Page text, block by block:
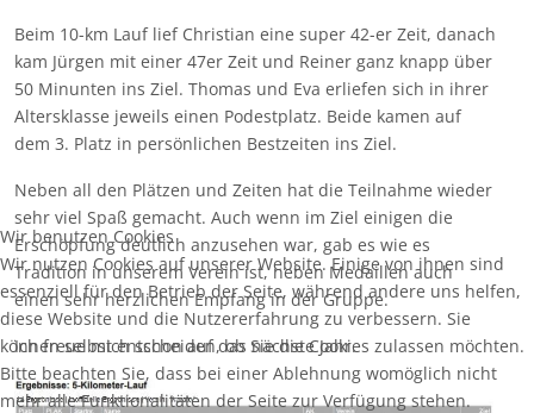
Beim 10-km Lauf lief Christian eine super 42-er Zeit, danach
kam Jürgen mit einer 47er Zeit und Reiner ganz knapp über
50 Minunten ins Ziel. Thomas und Eva erliefen sich in ihrer
Altersklasse jeweils einen Podestplatz. Beide kamen auf
dem 3. Platz in persönlichen Bestzeiten ins Ziel.
Neben all den Plätzen und Zeiten hat die Teilnahme wieder
sehr viel Spaß gemacht. Auch wenn im Ziel einigen die
Erschöpfung deutlich anzusehen war, gab es wie es
Tradition in unserem Verein ist, neben Medaillen auch
einen sehr herzlichen Empfang in der Gruppe.
Ich freue mich schon auf das nächste Jahr.
Wir benutzen Cookies
Wir nutzen Cookies auf unserer Website. Einige von ihnen sind
essenziell für den Betrieb der Seite, während andere uns helfen,
diese Website und die Nutzererfahrung zu verbessern. Sie
können selbst entscheiden, ob Sie die Cookies zulassen möchten.
Bitte beachten Sie, dass bei einer Ablehnung womöglich nicht
mehr alle Funktionalitäten der Seite zur Verfügung stehen.